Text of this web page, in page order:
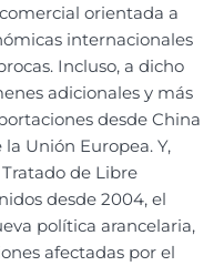
orientada a
internacionales
Incluso, a dicho
adicionales y más
desde China
Unión Europea. Y,
de Libre
desde 2004, el
política arancelaria,
afectadas por el